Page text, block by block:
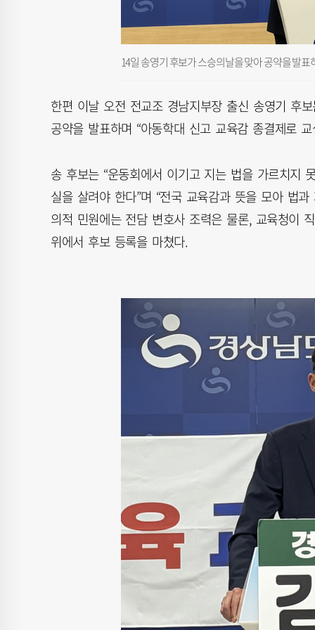
14일 송영기 후보가 스승의날을 맞아 공약을 발표
한편 이날 오전 전교조 경남지부장 출신 송영기 후
공약을 발표하며 “아동학대 신고 교육감 종결제로
송 후보는 “운동회에서 이기고 지는 법을 가르치지
실을 살려야 한다”며 “전국 교육감과 뜻을 모아 법
의적 민원에는 전담 변호사 조력은 물론, 교육청이
위에서 후보 등록을 마쳤다.